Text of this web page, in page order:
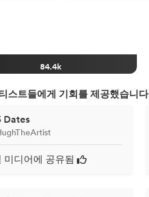
84.4k
스트들에게 기회를 제공했습니다
Dates
미디어에 공유됨